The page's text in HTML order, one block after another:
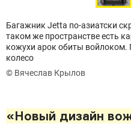
Багажник Jetta по-азиатски
таком же пространстве есть
кожухи арок обиты войлоком.
колесо
© Вячеслав Крылов
«Новый дизайн